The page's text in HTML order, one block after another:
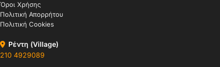
Όροι Χρήσης
Πολιτική Απορρήτου
Πολιτική Cookies
Ρέντη (Village)
210 4929089